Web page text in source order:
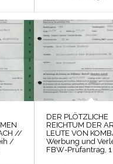
//
/
DER PLÖTZLICHE
REICHTUM DER
LEUTE VON
Werbung und
FBW-Prüfantrag, 1